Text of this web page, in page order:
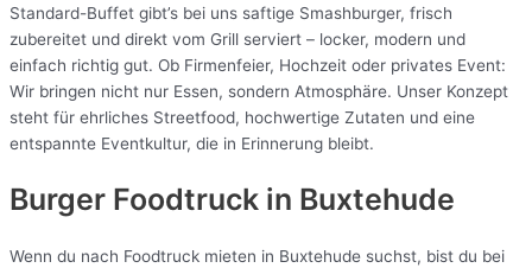
Standard-Buffet gibt’s bei uns saftige Smashburger, frisch
zubereitet und direkt vom Grill serviert – locker, modern und
einfach richtig gut. Ob Firmenfeier, Hochzeit oder privates Event:
Wir bringen nicht nur Essen, sondern Atmosphäre. Unser Konzept
steht für ehrliches Streetfood, hochwertige Zutaten und eine
entspannte Eventkultur, die in Erinnerung bleibt.
Burger Foodtruck in Buxtehude
Wenn du nach Foodtruck mieten in Buxtehude suchst, bist du bei